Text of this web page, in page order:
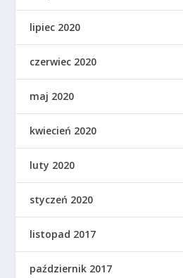
lipiec 2020
czerwiec 2020
maj 2020
kwiecień 2020
luty 2020
styczeń 2020
listopad 2017
październik 2017